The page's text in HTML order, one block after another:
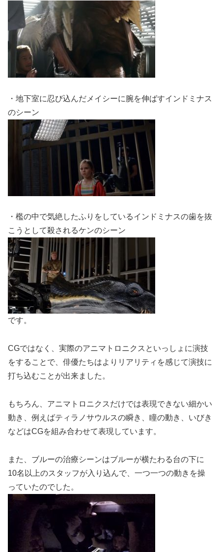
・地下室に忍び込んだメイシーに腕を伸ばすインドミナス
のシーン
・檻の中で気絶したふりをしているインドミナスの歯を抜
こうとして殺されるケンのシーン
です。
CGではなく、実際のアニマトロニクスといっしょに演技
をすることで、俳優たちはよりリアリティを感じて演技に
打ち込むことが出来ました。
もちろん、アニマトロニクスだけでは表現できない細かい
動き、例えばティラノサウルスの瞬き、瞳の動き、いびき
などはCGを組み合わせて表現しています。
また、ブルーの治療シーンはブルーが横たわる台の下に
10名以上のスタッフが入り込んで、一つ一つの動きを操
っていたのでした。